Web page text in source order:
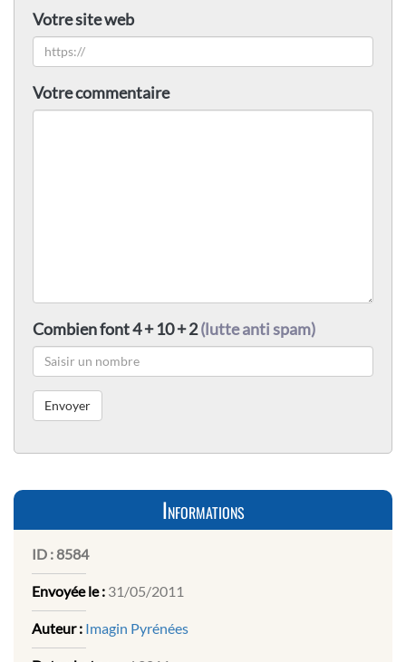
Votre site web
Votre commentaire
Combien font 4 + 10 + 2(lutte anti spam)
Informations
ID :8584
Envoyée le : 31/05/2011
Auteur : Imagin Pyrénées